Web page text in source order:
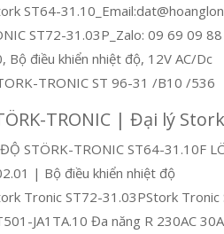
ST64-
ST72-31.03P_Zalo: 09 69 09
Bộ điều khiển nhiệt độ, 12V AC/Dc
TRONIC ST 96-31 /B10 /536
TRONIC | Đại lý
STÖRK-TRONIC ST64-31.10F
| Bộ điều khiển nhiệt độ
Tronic ST72-31.03PStork
JA1TA.10 Đa năng R 230AC 30A